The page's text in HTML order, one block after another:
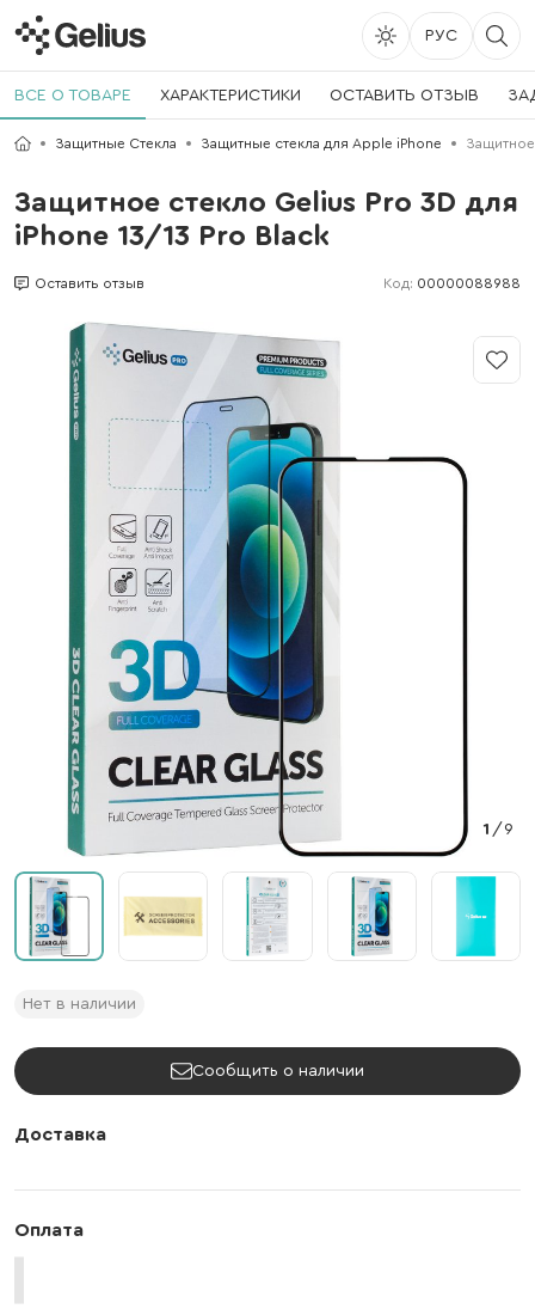
РУС
ВСЕ О ТОВАРЕ ХАРАКТЕРИСТИКИ ОСТАВИТЬ ОТЗЫВ
Защитные Стекла Защитные стекла для Apple iPhone Защитное
Защитное стекло Gelius Pro 3D для
iPhone 13/13 Pro Black
Оставить отзыв Код: 00000088988
1 / 9
Нет в наличии
Сообщить о наличии
Доставка
Оплата